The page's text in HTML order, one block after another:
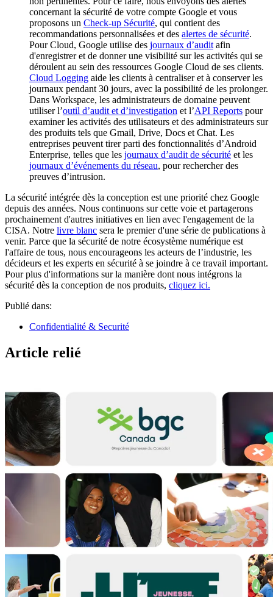
concernant la sécurité de votre compte Google et vous
proposons un Check-up Sécurité, qui contient des
recommandations personnalisées et des alertes de sécurité.
Pour Cloud, Google utilise des journaux d’audit afin
d'enregistrer et de donner une visibilité sur les activités qui se
déroulent au sein des ressources Google Cloud de ses clients.
Cloud Logging aide les clients à centraliser et à conserver les
journaux pendant 30 jours, avec la possibilité de les prolonger.
Dans Workspace, les administrateurs de domaine peuvent
utiliser l’outil d’audit et d’investigation et l’API Reports pour
examiner les activités des utilisateurs et des administrateurs sur
des produits tels que Gmail, Drive, Docs et Chat. Les
entreprises peuvent tirer parti des fonctionnalités d’Android
Enterprise, telles que les journaux d’audit de sécurité et les
journaux d’événements du réseau, pour rechercher des
preuves d’intrusion.
La sécurité intégrée dès la conception est une priorité chez Google
depuis des années. Nous continuons sur cette voie et partagerons
prochainement d'autres initiatives en lien avec l'engagement de la
CISA. Notre livre blanc sera le premier d'une série de publications à
venir. Parce que la sécurité de notre écosystème numérique est
l'affaire de tous, nous encourageons les acteurs de l’industrie, les
décideurs et les experts en sécurité à se joindre à ce travail important.
Pour plus d'informations sur la manière dont nous intégrons la
sécurité dès la conception de nos produits, cliquez ici.
Publié dans:
Confidentialité & Securité
Article relié